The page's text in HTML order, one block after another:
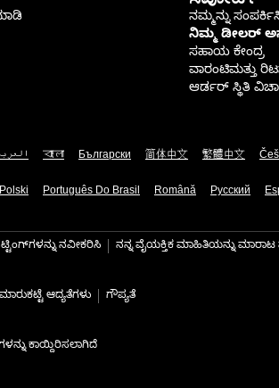
ನಮ್ಮನ್ನು
ನಿಮ್ಮ ಡೀಲರ್
ಸಹಾಯ ಕೇಂದ್ರ
ವಾರಂಟಿಮತ್ತು
ಆರ್ಡರ್ ಸ್ಥಿತಿ
বাংলা Български 简体中文 繁體中文
Polski Português Do Brasil Română Русский
ನವೀಕರಿಸಿ ನನ್ನ ವೈಯಕ್ತಿಕ ಮಾಹಿತಿಯನ್ನು
ಆದ್ಯತೆಗಳು ಗೌಪ್ಯತೆ
ಕಾಯ್ದಿರಿಸಲಾಗಿದೆ